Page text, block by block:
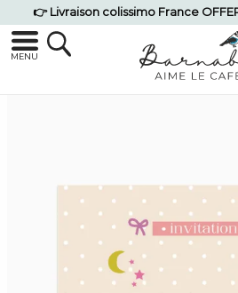
👉 Livraison colissimo France
MENU